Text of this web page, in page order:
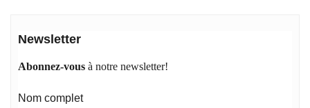
Newsletter
Abonnez-vous à notre newsletter!
Nom complet